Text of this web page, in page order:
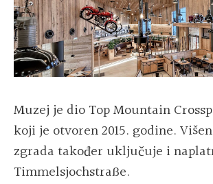
Muzej je dio Top Mountain
koji je otvoren 2015. godine.
zgrada također uključuje i
Timmelsjochstraße.